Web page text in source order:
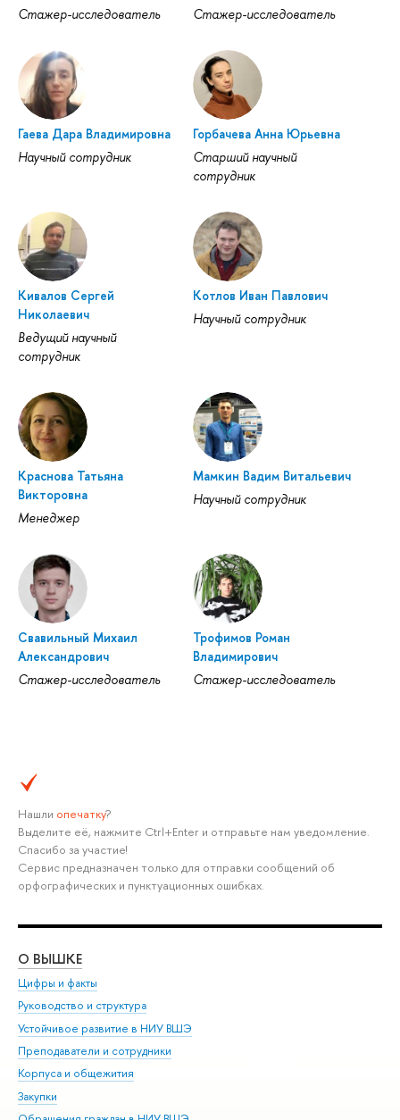
Стажер-исследователь
Стажер-исследователь
Гаева Дара Владимировна
Научный сотрудник
Горбачева Анна Юрьевна
Старший научный
сотрудник
Кивалов Сергей
Николаевич
Ведущий научный
сотрудник
Котлов Иван Павлович
Научный сотрудник
Краснова Татьяна
Викторовна
Менеджер
Мамкин Вадим Витальевич
Научный сотрудник
Свавильный Михаил
Александрович
Стажер-исследователь
Трофимов Роман
Владимирович
Стажер-исследователь
Нашли опечатку?
Выделите её, нажмите Ctrl+Enter и отправьте нам уведомление.
Спасибо за участие!
Сервис предназначен только для отправки сообщений об
орфографических и пунктуационных ошибках.
О ВЫШКЕ
Цифры и факты
Руководство и структура
Устойчивое развитие в НИУ ВШЭ
Преподаватели и сотрудники
Корпуса и общежития
Закупки